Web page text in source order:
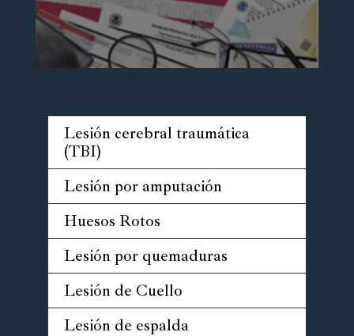
Lesión cerebral traumática
(TBI)
Lesión por amputación
Huesos Rotos
Lesión por quemaduras
Lesión de Cuello
Lesión de espalda